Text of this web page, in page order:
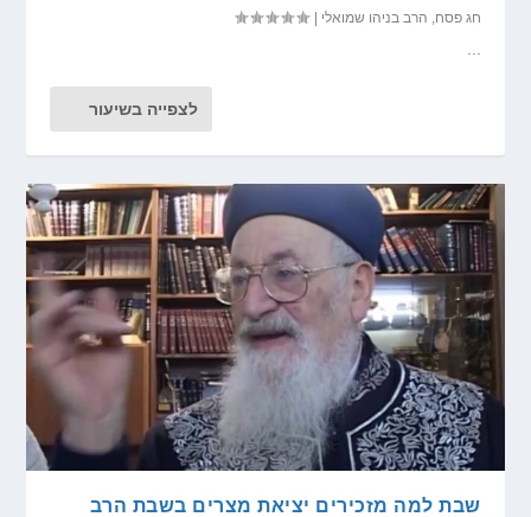
חג פסח, הרב בניהו שמואלי |
לצפייה בשיעור
שבת למה מזכירים יציאת מצרים בשבת הרב